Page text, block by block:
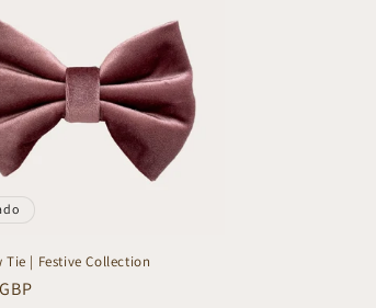
Tie | Festive Collection